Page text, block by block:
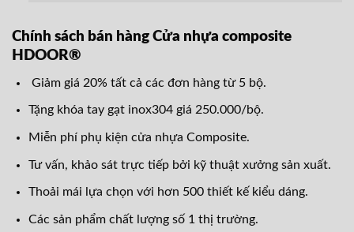
Chính sách bán hàng Cửa nhựa composite
HDOOR®
Giảm giá 20% tất cả các đơn hàng từ 5 bộ.
Tặng khóa tay gạt inox304 giá 250.000/bộ.
Miễn phí phụ kiện cửa nhựa Composite.
Tư vấn, khảo sát trực tiếp bởi kỹ thuật xưởng sản xuất.
Thoải mái lựa chọn với hơn 500 thiết kế kiểu dáng.
Các sản phẩm chất lượng số 1 thị trường.